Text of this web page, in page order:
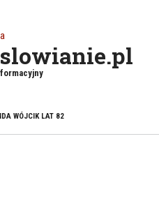
WÓJCIK LAT 82